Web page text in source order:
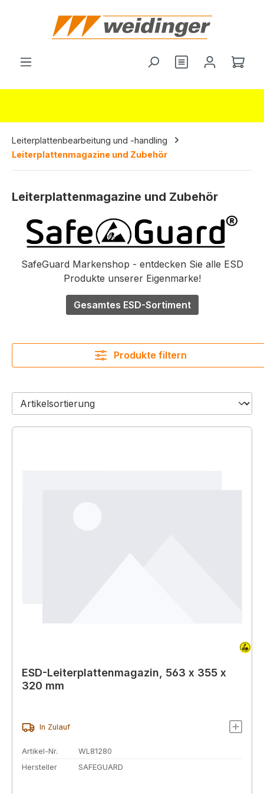
springen
Du hast 0
Leiterplattenbearbeitung und -handling
Leiterplattenmagazine und Zubehör
Leiterplattenmagazine und Zubehör
SafeGuard Markenshop - entdecken Sie alle ESD
Produkte unserer Eigenmarke!
Gesamtes ESD-Sortiment
Produkte filtern
ESD-Leiterplattenmagazin, 563 x 355 x
320 mm
In Zulauf
Artikel-Nr.
WL81280
Hersteller
SAFEGUARD